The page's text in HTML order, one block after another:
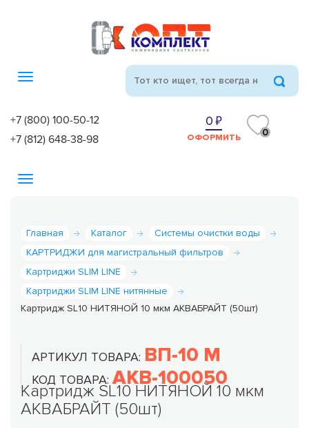
Toggle
+7 (800) 100-50-12
+7 (812) 648-38-98
0
ОФОРМИТЬ 0
Toggle
Главная Каталог
Системы очистки воды
КАРТРИДЖИ для магистральный фильтров
Картриджи SLIM LINE
Картриджи SLIM LINE нитянные
Картридж SL10 НИТЯНОЙ 10 мкм АКВАБРАЙТ (50шт)
АРТИКУЛ ТОВАРА: ВП-10 М
КОД ТОВАРА: AKB-100050
Картридж SL10 НИТЯНОЙ 10 мкм
АКВАБРАЙТ (50шт)